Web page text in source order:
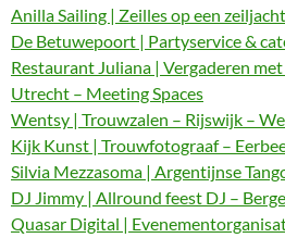
Anilla Sailing | Zeilles op een
De Betuwepoort | Partyservice &
Restaurant Juliana | Vergaderen
Utrecht – Meeting Spaces
Wentsy | Trouwzalen – Rijswijk –
Kijk Kunst | Trouwfotograaf –
Silvia Mezzasoma | Argentijnse
DJ Jimmy | Allround feest DJ –
Quasar Digital |